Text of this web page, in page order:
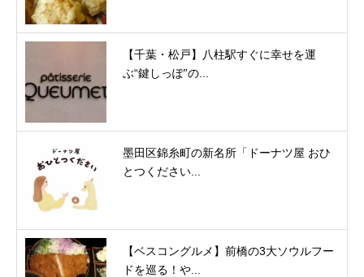
【千葉・松戸】八柱駅すぐに幸せを運
ぶ“鍵しっぽ”の...
墨田区錦糸町の新名所「ドーナツ屋 おひ
とつください...
【ベスコングルメ】前橋の3大ソウルフー
ドを巡る！や...